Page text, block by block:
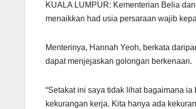
at
A
p
e
a
m
c
b
o
k
ail ar
e
KUALA LUMPUR: Kementerian Belia
menaikkan had usia persaraan wajib
Menterinya, Hannah Yeoh, berkata
dapat menjejaskan golongan berkenaan.
“Setakat ini saya tidak lihat bagaimana
kekurangan kerja. Kita hanya ada